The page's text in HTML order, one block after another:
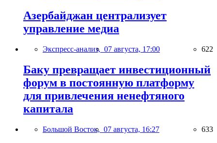
Азербайджан централизует
управление медиа
Экспресс-анализ, 07 августа, 17:00 622
Баку превращает инвестиционный
форум в постоянную платформу
для привлечения ненефтяного
капитала
Большой Восток, 07 августа, 16:27 633